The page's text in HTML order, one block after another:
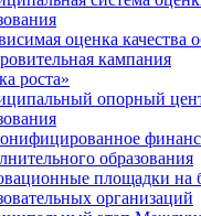
оценка качества
кампания
роста»
опорный
образования
площадки на
организаций